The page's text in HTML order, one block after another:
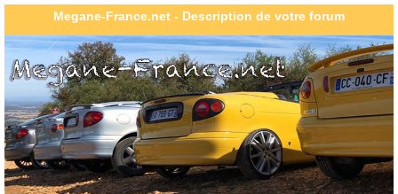
Megane-France.net - Description de votre forum